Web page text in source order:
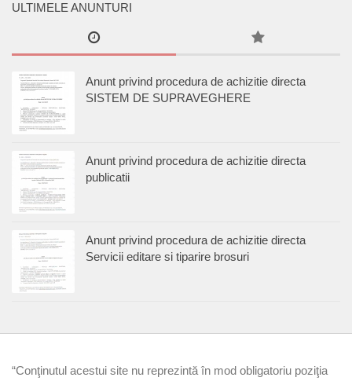
ULTIMELE ANUNTURI
Anunt privind procedura de achizitie directa
SISTEM DE SUPRAVEGHERE
Anunt privind procedura de achizitie directa
publicatii
Anunt privind procedura de achizitie directa
Servicii editare si tiparire brosuri
“Conţinutul acestui site nu reprezintă în mod obligatoriu poziţia